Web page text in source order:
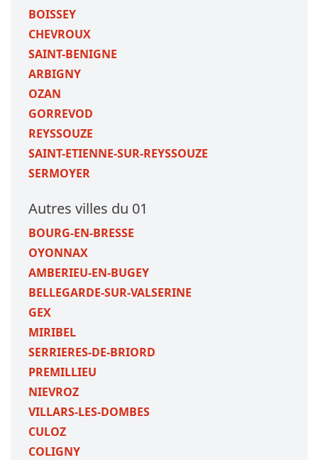
BOISSEY
CHEVROUX
SAINT-BENIGNE
ARBIGNY
OZAN
GORREVOD
REYSSOUZE
SAINT-ETIENNE-SUR-REYSSOUZE
SERMOYER
Autres villes du 01
BOURG-EN-BRESSE
OYONNAX
AMBERIEU-EN-BUGEY
BELLEGARDE-SUR-VALSERINE
GEX
MIRIBEL
SERRIERES-DE-BRIORD
PREMILLIEU
NIEVROZ
VILLARS-LES-DOMBES
CULOZ
COLIGNY